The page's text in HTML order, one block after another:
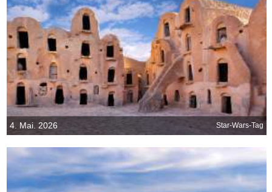
4. Mai. 2026 Star-Wars-Tag